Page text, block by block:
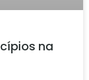
na